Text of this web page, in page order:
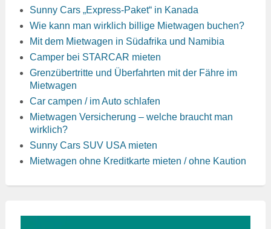
Sunny Cars „Express-Paket“ in Kanada
Wie kann man wirklich billige Mietwagen buchen?
Mit dem Mietwagen in Südafrika und Namibia
Camper bei STARCAR mieten
Grenzübertritte und Überfahrten mit der Fähre im
Mietwagen
Car campen / im Auto schlafen
Mietwagen Versicherung – welche braucht man
wirklich?
Sunny Cars SUV USA mieten
Mietwagen ohne Kreditkarte mieten / ohne Kaution